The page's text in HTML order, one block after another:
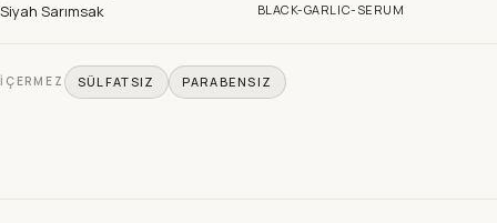
Siyah Sarımsak BLACK-GARLIC-SERUM
İÇERMEZ SÜLFATSIZ PARABENSIZ